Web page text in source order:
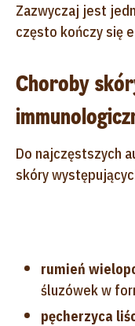
Zazwyczaj jest
często kończy się
Choroby
Do najczęstszych
skóry
rumień
śluzówek w
pęcherzyca